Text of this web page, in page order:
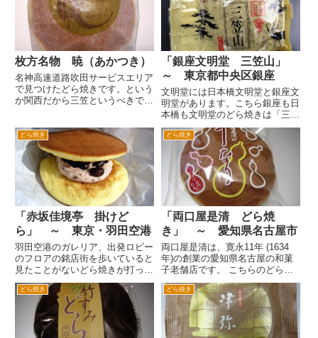
は、都心のデパートなどにも出店
きが８０円（税抜き）という今ど
き考えられない価格です。工場
直...
枚方名物 暁（あかつき）
名神高速道路吹田サービスエリア
で見つけたどら焼きです。という
か関西だから三笠というべきでし
の商品のようです。 どちらかと
いうと小さめなどら焼きです。あ
っさりしていて食べやすくて、
お...
「銀座文明堂 三笠山」
～ 東京都中央区銀座
文明堂には日本橋文明堂と銀座文
明堂があります。こちら銀座も日
本橋も文明堂のどら焼きは「三笠
山」と言います。 パッケージの
裏側商品情報が掲載されている上
部に三笠山の所以が書いてありま
す。これは、日本橋文明堂の記事
でも書いたとおり遣唐使として
唐...
どら焼き
「赤坂佳境亭 掛けど
ら」 ～ 東京・羽田空港
羽田空港のガレリア、出発ロビー
のフロアの銘店街を歩いていると
見たことがないどら焼きが打って
ました。赤坂の料亭「赤坂佳境
亭」で、食事をされて帰られるお
客様にお渡しするお土産のお菓子
「掛けどら」とか。菓子づくりの
世田谷の「たちばな」で作られて
どら焼き
「両口屋是清 どら焼
き」 ～ 愛知県名古屋市
両口屋是清は、寛永11年 (1634
年)の創業の愛知県名古屋の和菓
子老舗店です。 こちらのどら焼
きは「千なり」といいます。
「千なり」の名の由来は、豊臣秀
吉の馬印であった千なり瓢箪を皮
の表面におしたところから「千な
り」と菓名を付けたそうです...
どら焼き どら焼き